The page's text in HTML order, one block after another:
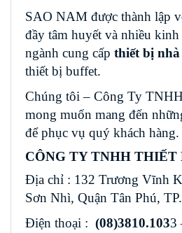
SAO NAM được thành lập
đầy tâm huyết và nhiều
ngành cung cấp thiết bị
thiết bị buffet.
Chúng tôi – Công Ty
mong muốn mang đến
để phục vụ quý khách hàng.
CÔNG TY TNHH THIẾT
Địa chỉ : 132 Trương Vĩnh
Sơn Nhì, Quận Tân Phú,
Điện thoại : (08)3810.1033